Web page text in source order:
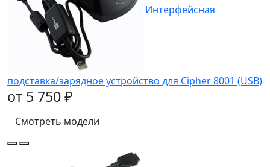
Интерфейсная
подставка/зарядное устройство для Cipher 8001 (USB)
от 5 750 ₽
Смотреть модели